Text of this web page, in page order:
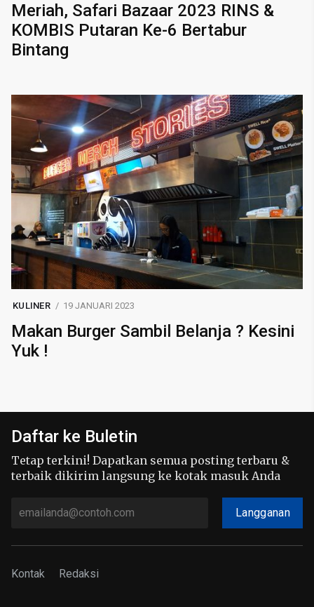
Meriah, Safari Bazaar 2023 RINS &
KOMBIS Putaran Ke-6 Bertabur
Bintang
KULINER 19 JANUARI 2023
Makan Burger Sambil Belanja ? Kesini
Yuk !
Daftar ke Buletin
Tetap terkini! Dapatkan semua posting terbaru &
terbaik dikirim langsung ke kotak masuk Anda
Langganan
Kontak Redaksi